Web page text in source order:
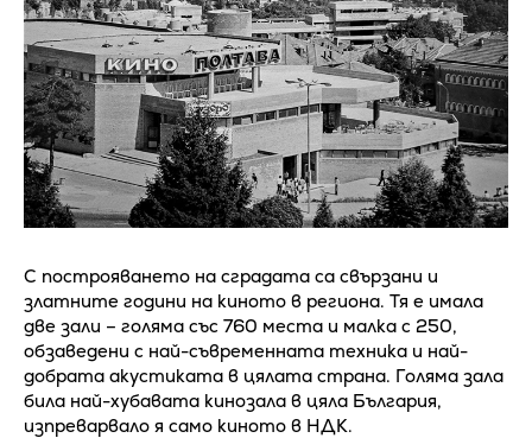
С построяването на сградата са свързани и
златните години на киното в региона. Тя е имала
две зали – голяма със 760 места и малка с 250,
обзаведени с най-съвременната техника и най-
добрата акустиката в цялата страна. Голяма зала
била най-хубавата кинозала в цяла България,
изпреварвало я само киното в НДК.